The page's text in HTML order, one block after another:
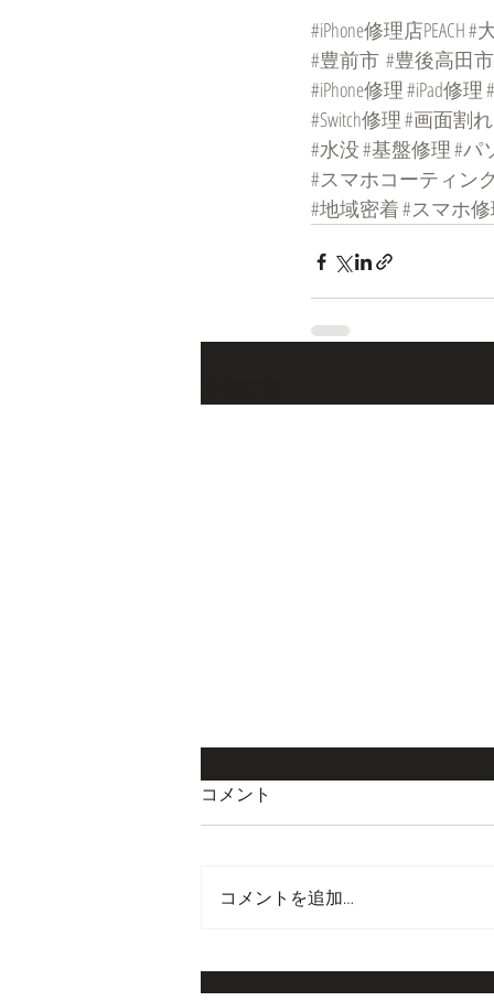
#iPhone修理店PEACH#
#豊前市 #豊後高田市
#iPhone修理#iPad修理
#Switch修理#画面割れ
#水没#基盤修理#パ
#スマホコーティン
#地域密着#スマホ
スマホ修理のプロが教える、
やってはいけない充電方法5
コメント
コメントを追加…